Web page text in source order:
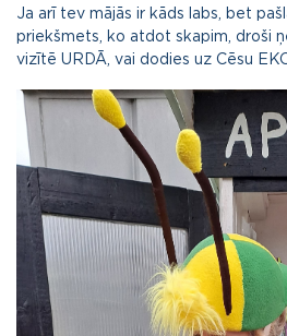
Ja arī tev mājās ir kāds labs, bet
priekšmets, ko atdot skapim, droši
vizītē URDĀ, vai dodies uz Cēsu